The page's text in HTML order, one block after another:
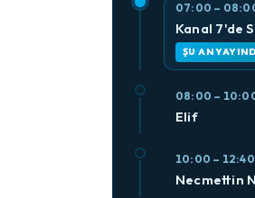
07:00 –
Kanal 7'de
ŞU AN
08:00 –
Elif
10:00 – 12:40
Necmettin